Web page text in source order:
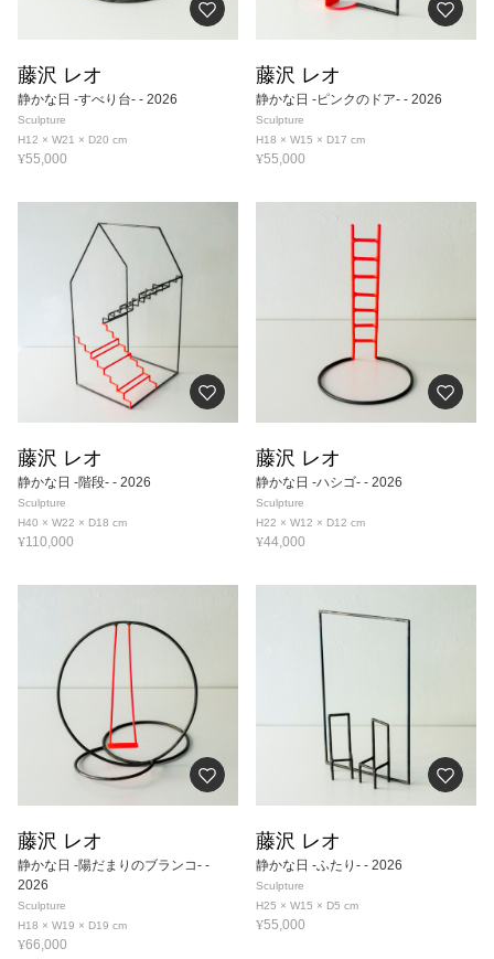
藤沢 レオ
静かな日 -すべり台- - 2026
Sculpture
H12 × W21 × D20 cm
¥55,000
藤沢 レオ
静かな日 -ピンクのドア- - 2026
Sculpture
H18 × W15 × D17 cm
¥55,000
藤沢 レオ
静かな日 -階段- - 2026
Sculpture
H40 × W22 × D18 cm
¥110,000
藤沢 レオ
静かな日 -ハシゴ- - 2026
Sculpture
H22 × W12 × D12 cm
¥44,000
藤沢 レオ
静かな日 -陽だまりのブランコ- -
2026
Sculpture
H18 × W19 × D19 cm
¥66,000
藤沢 レオ
静かな日 -ふたり- - 2026
Sculpture
H25 × W15 × D5 cm
¥55,000